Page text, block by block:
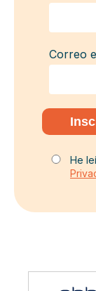
Correo
He